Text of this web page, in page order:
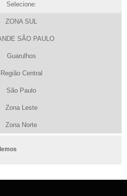
Selecione:
ZONA SUL
SÃO PAULO
Guarulhos
Região Central
São Paulo
Zona Leste
Zona Norte